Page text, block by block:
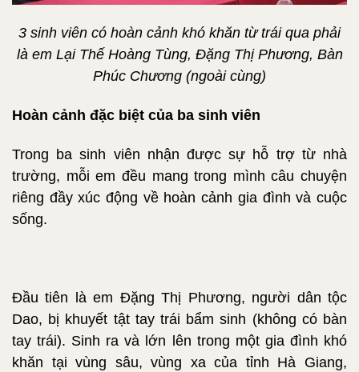
3 sinh viên có hoàn cảnh khó khăn từ trái qua phải
là em Lại Thế Hoàng Tùng, Đặng Thị Phương, Bàn
Phúc Chương (ngoài cùng)
Hoàn cảnh đặc biệt của ba sinh viên
Trong ba sinh viên nhận được sự hỗ trợ từ nhà
trường, mỗi em đều mang trong mình câu chuyện
riêng đầy xúc động về hoàn cảnh gia đình và cuộc
sống.
Đầu tiên là em Đặng Thị Phương, người dân tộc
Dao, bị khuyết tật tay trái bẩm sinh (không có bàn
tay trái). Sinh ra và lớn lên trong một gia đình khó
khăn tại vùng sâu, vùng xa của tỉnh Hà Giang,